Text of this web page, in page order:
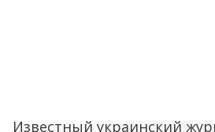
Известный украинский